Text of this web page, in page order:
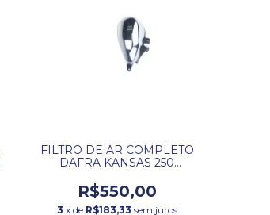
FILTRO DE AR COMPLETO
DAFRA KANSAS 250
R$550,00
3 x de R$183,33 sem juros